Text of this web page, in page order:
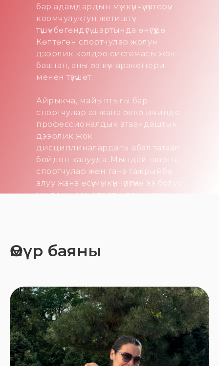
бар адамдардын мүмкүнчүлүктөрүн
коомчулуктун жетиштүү
түшүнбөгөндүгү шартында өнүгүүдө.
Көптөгөн спортчулар жолун
дээрлик колдоо системасы жок
баштап, аны өз күч-аракеттери
менен түзүшөт.
Айрыкча, майыптыгы бар
спортчулар аз жана өлкө ичинде
профессионалдык атаандаштык
дээрлик жок
дисциплиналардагы абал татаал
бойдон калууда. Мындай шартта
спортчулар жөн гана тажрыйба
алуу жана өсүү мүмкүнчүлүгүнө ээ болуу
үчүн дени сак спортчулар менен
Ушул фондо өзүнүн спорттук
карьерасын гана курбастан,
адамдар пайда болууда. Мындай
спортчулардын бири – пара-
тхэквондочу, ишкер жана ички
күчтүн коомдук үлгүсү болгон
Нишана Жээнaлиева.
Өмүр баяны